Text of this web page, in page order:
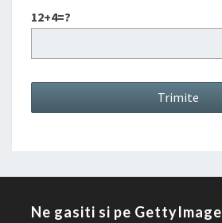
12+4=?
Ne gasiti si pe GettyImage